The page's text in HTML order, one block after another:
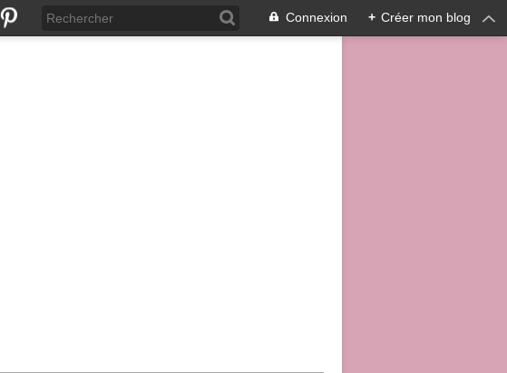
Connexion + Créer mon blog